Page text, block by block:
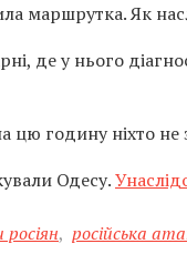
маршрутка. Як
де у нього
годину ніхто не
Одесу.
росіян, російська